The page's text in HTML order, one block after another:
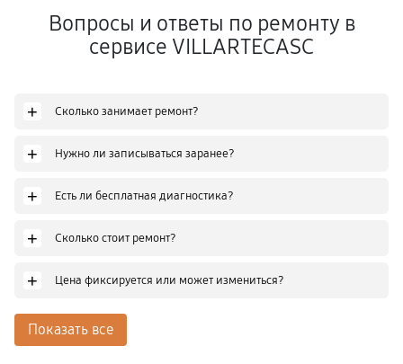
Вопросы и ответы по ремонту в
сервисе VILLARTECASC
+ Сколько занимает ремонт?
+ Нужно ли записываться заранее?
+ Есть ли бесплатная диагностика?
+ Сколько стоит ремонт?
+ Цена фиксируется или может измениться?
Показать все